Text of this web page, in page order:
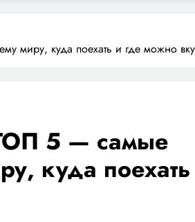
миру, куда поехать и где можно
5 — самые
куда